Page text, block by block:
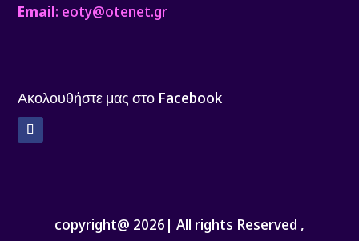
Email: eoty@otenet.gr
Ακολουθήστε μας στο Facebook
copyright@ 2026| All rights Reserved ,